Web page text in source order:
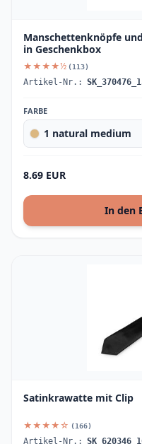
Manschettenknöpfe
in Geschenkbox
★★★★½ (113)
Artikel-Nr.:
FARBE
1 natural medium
8.69 EUR
In den
Satinkrawatte mit Clip
★★★★☆ (166)
Artikel-Nr.: